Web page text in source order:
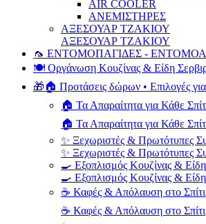
AIR COOLER
ΑΝΕΜΙΣΤΗΡΕΣ
ΑΞΕΣΟΥΑΡ ΤΖΑΚΙΟΥ
ΑΞΕΣΟΥΑΡ ΤΖΑΚΙΟΥ
🦟 ΕΝΤΟΜΟΠΑΓΙΔΕΣ -
🍽️ Οργάνωση Κουζίνας & Είδη
🎁🏠 Προτάσεις δώρων • Επιλογές για
🏠 Τα Απαραίτητα για Κάθε
🏠 Τα Απαραίτητα για Κάθε
✨ Ξεχωριστές & Πρωτότυπες
✨ Ξεχωριστές & Πρωτότυπες
🍳 Εξοπλισμός Κουζίνας &
🍳 Εξοπλισμός Κουζίνας &
☕ Καφές & Απόλαυση στο Σπίτι
☕ Καφές & Απόλαυση στο Σπίτι